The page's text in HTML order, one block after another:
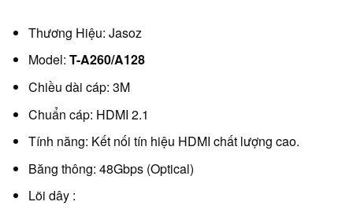
Thương Hiệu: Jasoz
Model: T-A260/A128
Chiều dài cáp: 3M
Chuẩn cáp: HDMI 2.1
Tính năng: Kết nối tín hiệu HDMI chất lượng cao.
Băng thông: 48Gbps (Optical)
Lõi dây :